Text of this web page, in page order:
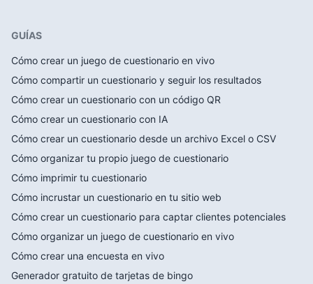
GUÍAS
Cómo crear un juego de cuestionario en vivo
Cómo compartir un cuestionario y seguir los resultados
Cómo crear un cuestionario con un código QR
Cómo crear un cuestionario con IA
Cómo crear un cuestionario desde un archivo Excel o CSV
Cómo organizar tu propio juego de cuestionario
Cómo imprimir tu cuestionario
Cómo incrustar un cuestionario en tu sitio web
Cómo crear un cuestionario para captar clientes potenciales
Cómo organizar un juego de cuestionario en vivo
Cómo crear una encuesta en vivo
Generador gratuito de tarjetas de bingo